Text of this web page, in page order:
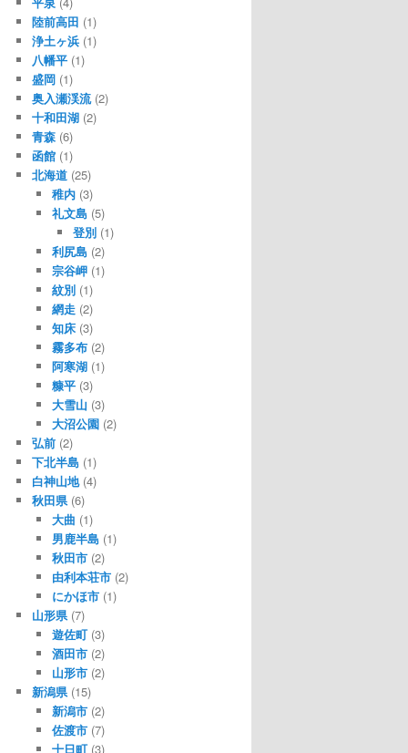
陸前高田 (1)
浄土ヶ浜(1)
八幡平(1)
盛岡(1)
奥入瀬渓流(2)
十和田湖(2)
青森(6)
函館(1)
北海道(25)
稚内 (3)
礼文島 (5)
登別(1)
利尻島 (2)
宗谷岬 (1)
紋別 (1)
網走 (2)
知床 (3)
霧多布 (2)
阿寒湖 (1)
糠平 (3)
大雪山 (3)
大沼公園 (2)
弘前(2)
下北半島(1)
白神山地(4)
秋田県(6)
大曲 (1)
男鹿半島 (1)
秋田市 (2)
由利本荘市 (2)
にかほ市 (1)
山形県(7)
遊佐町 (3)
酒田市 (2)
山形市 (2)
新潟県(15)
新潟市 (2)
佐渡市 (7)
十日町 (3)